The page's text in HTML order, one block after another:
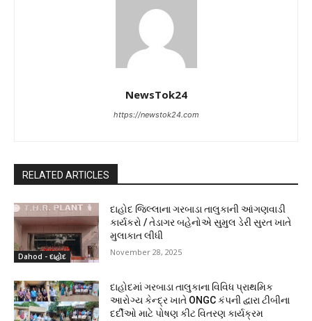
NewsTok24
https://newstok24.com
RELATED ARTICLES
Dahod - દાહોદ
દાહોદ જિલ્લાના ગરબાડા તાલુકાની આંગણવાડી
કાર્યકરો / તેડાગર બહેનોએ સુમુલ ડેરી સુરત ખાતે
મુલાકાત લીધી
November 28, 2025
દાહોદમાં ગરબાડા તાલુકાના વિવિધ પ્રાથમિક
આરોગ્ય કેન્દ્ર ખાતે ONGC કંપની દ્વારા ટીબીના
દર્દીઓ માટે પોષણ કીટ વિતરણ કાર્યક્રમ